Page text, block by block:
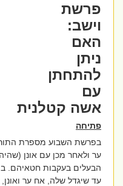
פרשת
וישב:
האם
ניתן
להתחתן
עם
אשה קטלנית
פתיחה
בפרשת השבוע מספרת התורה
ער ולאחר מכן עם אונן (שהיה
הבעלים בעקבות חטאיהם.
עד שיגדל שלה, אח ער ואונן,